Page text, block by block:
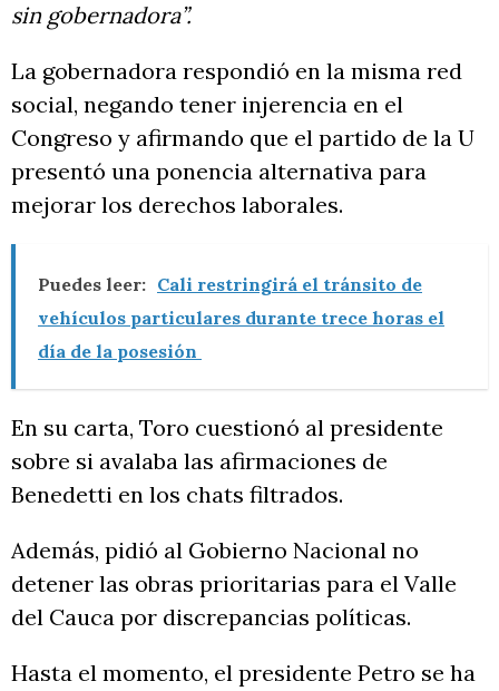
sin gobernadora”.
La gobernadora respondió en la misma red
social, negando tener injerencia en el
Congreso y afirmando que el partido de la U
presentó una ponencia alternativa para
mejorar los derechos laborales.
Puedes leer: Cali restringirá el tránsito de
vehículos particulares durante trece horas el
día de la posesión
En su carta, Toro cuestionó al presidente
sobre si avalaba las afirmaciones de
Benedetti en los chats filtrados.
Además, pidió al Gobierno Nacional no
detener las obras prioritarias para el Valle
del Cauca por discrepancias políticas.
Hasta el momento, el presidente Petro se ha